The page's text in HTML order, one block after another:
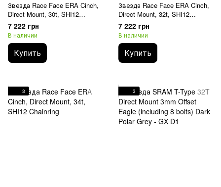
Звезда Race Face ERA Cinch,
Direct Mount, 30t, SHI12
Chainring
7 222 грн
В наличии
Купить
Звезда Race Face ERA Cinch,
Direct Mount, 32t, SHI12
Chainring
7 222 грн
В наличии
Купить
3 3